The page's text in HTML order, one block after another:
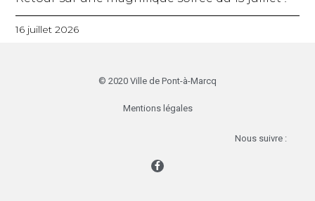
16 juillet 2026
© 2020 Ville de Pont-à-Marcq
Mentions légales
Nous suivre :